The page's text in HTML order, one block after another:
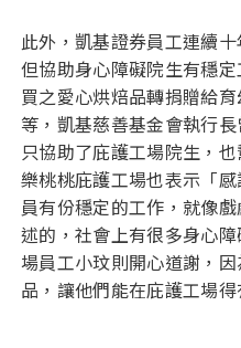
此外，凱基證券員工連續
但協助身心障礙院生有穩
買之愛心烘焙品轉捐贈給
等，凱基慈善基金會執行
只協助了庇護工場院生，
樂桃桃庇護工場也表示「
員有份穩定的工作，就像
述的，社會上有很多身心
場員工小玟則開心道謝，
品，讓他們能在庇護工場